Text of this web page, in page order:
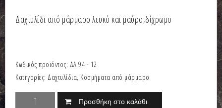
Δαχτυλίδι από μάρμαρο λευκό και μαύρο,δίχρωμο
Κωδικός προϊόντος: ΔΑ 94 - 12
Κατηγορίες: Δαχτυλίδια, Κοσμήματα από μάρμαρο
Προσθήκη στο καλάθι